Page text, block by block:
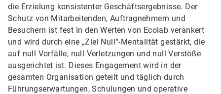
die Erzielung konsistenter Geschäftsergebnisse. Der
Schutz von Mitarbeitenden, Auftragnehmern und
Besuchern ist fest in den Werten von Ecolab verankert
und wird durch eine „Ziel Null“-Mentalität gestärkt, die
auf null Vorfälle, null Verletzungen und null Verstöße
ausgerichtet ist. Dieses Engagement wird in der
gesamten Organisation geteilt und täglich durch
Führungserwartungen, Schulungen und operative